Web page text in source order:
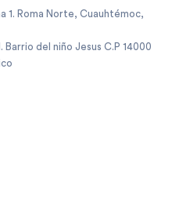
1. Roma Norte, Cuauhtémoc,
Barrio del niño Jesus C.P 14000